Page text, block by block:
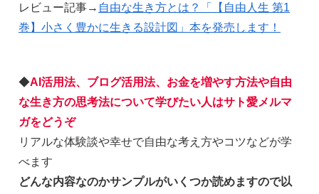
レビュー記事→ 自由な生き方とは？「【自由人生 第1
巻】小さく豊かに生きる設計図」本を発売します！
◆AI活用法、ブログ活用法、お金を増やす方法や自由
な生き方の思考法について学びたい人はサト愛メルマ
ガをどうぞ
リアルな体験談や幸せで自由な考え方やコツなどが学
べます
どんな内容なのかサンプルがいくつか読めますので以